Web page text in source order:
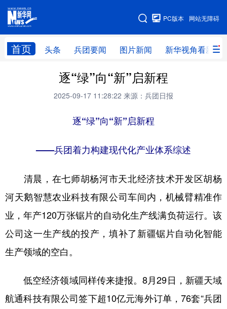
网站无障碍
PC版本
首页 头条 兵团要闻 图片新闻 新华视角看新疆
网站地图
兵团要闻 图片新闻
辽宁 吉林 上海 江苏
浙江 安徽 福建 江西
山东 河南 湖北 湖南
陕西 甘肃 青海 宁夏
逐“绿”向“新”启新程
2025-09-17 11:28:22 来源：兵团日报
逐“绿”向“新”启新程
——兵团着力构建现代化产业体系综述
清晨，在七师胡杨河市天北经济技术开发区胡杨
河天鹅智慧农业科技有限公司车间内，机械臂精准作
业，年产120万张锯片的自动化生产线满负荷运行。该
公司这一生产线的投产，填补了新疆锯片自动化智能
生产领域的空白。
低空经济领域同样传来捷报。8月29日，新疆天域
航通科技有限公司签下超10亿元海外订单，76套“兵团